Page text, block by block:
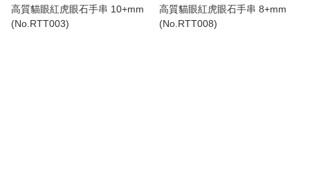
高質貓眼紅虎眼石手串 10+mm
(No.RTT003)
高質貓眼紅虎眼石手串 8+mm
(No.RTT008)